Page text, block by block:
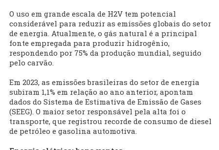
O uso em grande escala de H2V tem potencial
considerável para reduzir as emissões globais do setor
de energia. Atualmente, o gás natural é a principal
fonte empregada para produzir hidrogênio,
respondendo por 75% da produção mundial, seguido
pelo carvão.
Em 2023, as emissões brasileiras do setor de energia
subiram 1,1% em relação ao ano anterior, apontam
dados do Sistema de Estimativa de Emissão de Gases
(SEEG). O maior setor responsável pela alta foi o
transporte, que registrou recorde de consumo de diesel
de petróleo e gasolina automotiva.